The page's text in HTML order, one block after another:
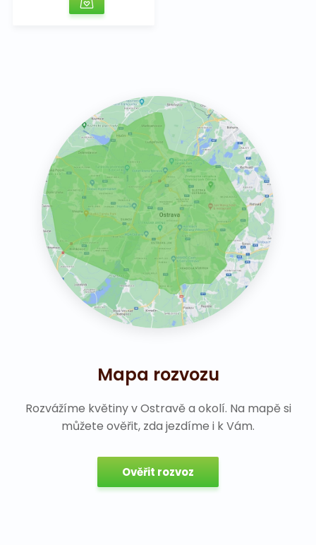
Mapa rozvozu
Rozvážíme květiny v Ostravě a okolí. Na mapě si
můžete ověřit, zda jezdíme i k Vám.
Ověřit rozvoz